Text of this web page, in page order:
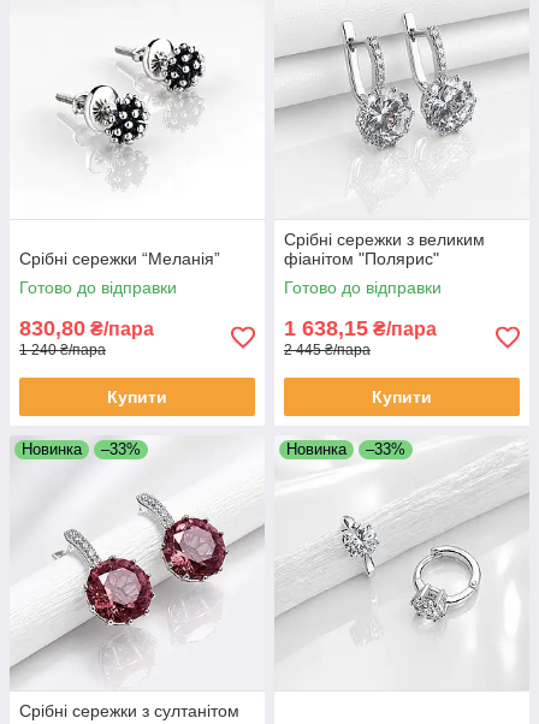
Срібні сережки “Меланія”
Готово до відправки
830,80 ₴/пара
1 240 ₴/пара
Купити
Срібні сережки з великим
фіанітом "Полярис"
Готово до відправки
1 638,15 ₴/пара
2 445 ₴/пара
Купити
Новинка –33%
Срібні сережки з султанітом
Новинка –33%